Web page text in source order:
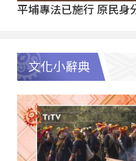
平埔專法已施行 原民身
文化小辭典